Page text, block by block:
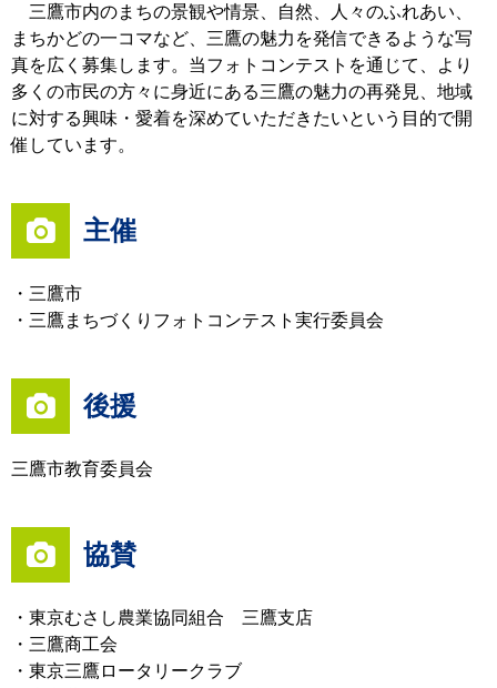
三鷹市内のまちの景観や情景、自然、人々のふれあい、
まちかどの一コマなど、三鷹の魅力を発信できるような写
真を広く募集します。当フォトコンテストを通じて、より
多くの市民の方々に身近にある三鷹の魅力の再発見、地域
に対する興味・愛着を深めていただきたいという目的で開
催しています。
主催
・三鷹市
・三鷹まちづくりフォトコンテスト実行委員会
後援
三鷹市教育委員会
協賛
・東京むさし農業協同組合 三鷹支店
・三鷹商工会
・東京三鷹ロータリークラブ